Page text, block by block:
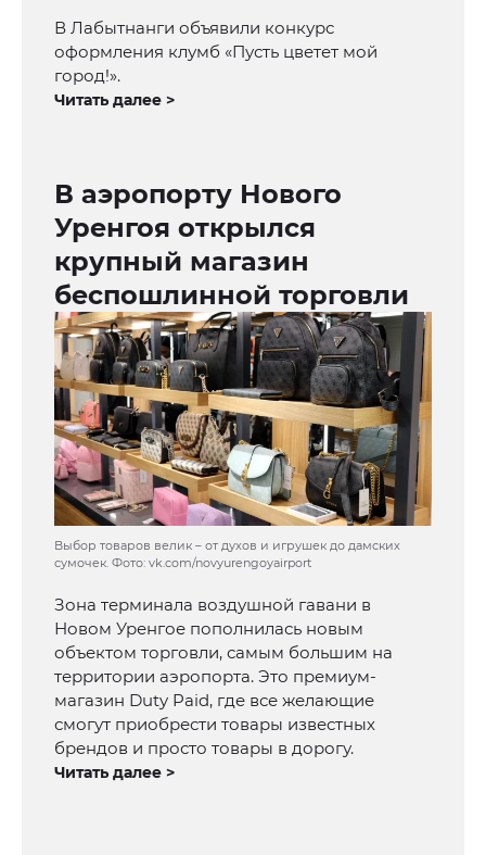
В Лабытнанги объявили конкурс
оформления клумб «Пусть цветет мой
город!».
Читать далее >
В аэропорту Нового
Уренгоя открылся
крупный магазин
беспошлинной торговли
Выбор товаров велик – от духов и игрушек до дамских
сумочек. Фото: vk.com/novyurengoyairport
Зона терминала воздушной гавани в
Новом Уренгое пополнилась новым
объектом торговли, самым большим на
территории аэропорта. Это премиум-
магазин Duty Paid, где все желающие
смогут приобрести товары известных
брендов и просто товары в дорогу.
Читать далее >